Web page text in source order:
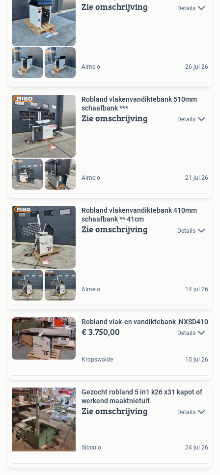
Zie omschrijving Details
Almelo 26 jul 26
Robland vlakenvandiktebank 510mm
schaafbank ***
Zie omschrijving Details
Almelo 21 jul 26
Robland vlakenvandiktebank 410mm
schaafbank ** 41cm
Zie omschrijving Details
Almelo 14 jul 26
Robland vlak-en vandiktebank ,NXSD410
€ 3.750,00 Details
Kropswolde 15 jul 26
Gezocht robland 5 in1 k26 x31 kapot of
werkend maaktnietuit
Zie omschrijving Details
Sibculo 24 jul 26